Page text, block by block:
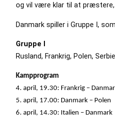
og vil være klar til at præstere,
Danmark spiller i Gruppe I,
Gruppe I
Rusland, Frankrig, Polen,
Kampprogram
4. april, 19.30: Frankrig –
5. april, 17.00: Danmark – Polen
6. april, 14.30: Italien – Danmark